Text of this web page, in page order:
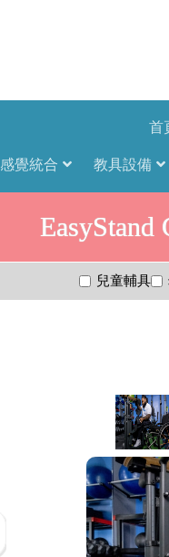
首
感覺統合 教具設備
兒童輔具